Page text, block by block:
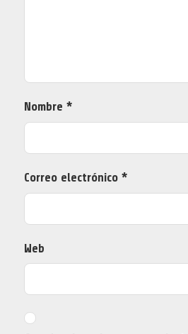
Nombre *
Correo electrónico *
Web